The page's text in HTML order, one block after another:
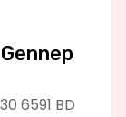
6591 BD